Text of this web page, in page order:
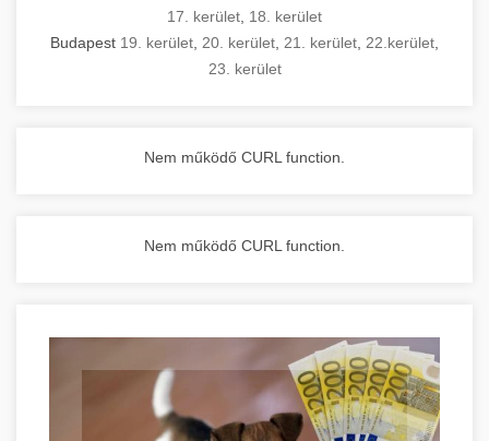
17. kerület 18. kerület
Budapest 19. kerület 20. kerület 21. kerület 22.kerület
23. kerület
Nem működő CURL function.
Nem működő CURL function.